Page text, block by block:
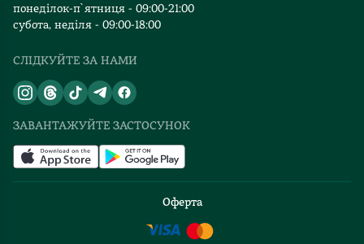
понеділок-п`ятниця - 09:00-21:00
субота, неділя - 09:00-18:00
СЛІДКУЙТЕ ЗА НАМИ
ЗАВАНТАЖУЙТЕ ЗАСТОСУНОК
Оферта